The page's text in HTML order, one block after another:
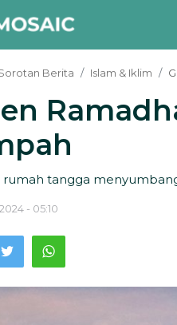
Berita Islam & Iklim
rumah tangga
- 05:10